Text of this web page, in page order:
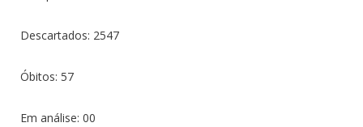
Descartados: 2547
Óbitos: 57
Em análise: 00